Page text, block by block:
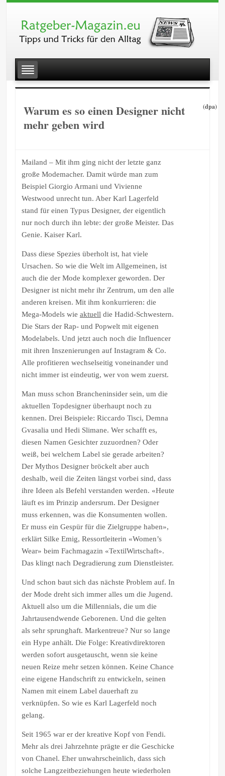
Warum es so einen Designer nicht
mehr geben wird
(dpa)
Mailand – Mit ihm ging nicht der letzte ganz
große Modemacher. Damit würde man zum
Beispiel Giorgio Armani und Vivienne
Westwood unrecht tun. Aber Karl Lagerfeld
stand für einen Typus Designer, der eigentlich
nur noch durch ihn lebte: der große Meister. Das
Genie. Kaiser Karl.
Dass diese Spezies überholt ist, hat viele
Ursachen. So wie die Welt im Allgemeinen, ist
auch die der Mode komplexer geworden. Der
Designer ist nicht mehr ihr Zentrum, um den alle
anderen kreisen. Mit ihm konkurrieren: die
Mega-Models wie aktuell die Hadid-Schwestern.
Die Stars der Rap- und Popwelt mit eigenen
Modelabels. Und jetzt auch noch die Influencer
mit ihren Inszenierungen auf Instagram & Co.
Alle profitieren wechselseitig voneinander und
nicht immer ist eindeutig, wer von wem zuerst.
Man muss schon Brancheninsider sein, um die
aktuellen Topdesigner überhaupt noch zu
kennen. Drei Beispiele: Riccardo Tisci, Demna
Gvasalia und Hedi Slimane. Wer schafft es,
diesen Namen Gesichter zuzuordnen? Oder
weiß, bei welchem Label sie gerade arbeiten?
Der Mythos Designer bröckelt aber auch
deshalb, weil die Zeiten längst vorbei sind, dass
ihre Ideen als Befehl verstanden werden. «Heute
läuft es im Prinzip andersrum. Der Designer
muss erkennen, was die Konsumenten wollen.
Er muss ein Gespür für die Zielgruppe haben»,
erklärt Silke Emig, Ressortleiterin «Women’s
Wear» beim Fachmagazin «TextilWirtschaft».
Das klingt nach Degradierung zum Dienstleister.
Und schon baut sich das nächste Problem auf. In
der Mode dreht sich immer alles um die Jugend.
Aktuell also um die Millennials, die um die
Jahrtausendwende Geborenen. Und die gelten
als sehr sprunghaft. Markentreue? Nur so lange
ein Hype anhält. Die Folge: Kreativdirektoren
werden sofort ausgetauscht, wenn sie keine
neuen Reize mehr setzen können. Keine Chance
eine eigene Handschrift zu entwickeln, seinen
Namen mit einem Label dauerhaft zu
verknüpfen. So wie es Karl Lagerfeld noch
gelang.
Seit 1965 war er der kreative Kopf von Fendi.
Mehr als drei Jahrzehnte prägte er die Geschicke
von Chanel. Eher unwahrscheinlich, dass sich
solche Langzeitbeziehungen heute wiederholen